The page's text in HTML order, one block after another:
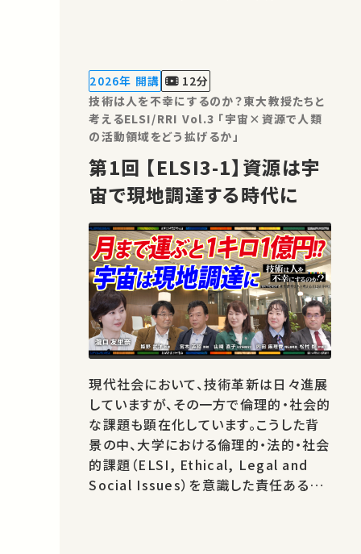
の目的は、工学が関わる様々な分野にお
ける技術とその社会的影響について、
我々…
2026年 開講
12分
技術は人を不幸にするのか？東大教授たちと
考えるELSI/RRI Vol.3 「宇宙×資源で人類
の活動領域をどう拡げるか」
第1回 【ELSI3-1】資源は宇
宙で現地調達する時代に
現代社会において、技術革新は日々進展
していますが、その一方で倫理的・社会的
な課題も顕在化しています。こうした背
景の中、大学における倫理的・法的・社会
的課題（ELSI, Ethical, Legal and
Social Issues）を意識した責任ある研